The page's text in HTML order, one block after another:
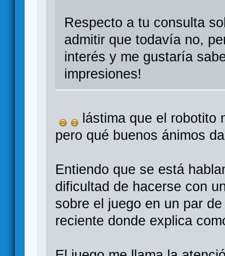
Respecto a tu consulta
admitir que todavía no,
interés y me gustaría
impresiones!
lástima que el robotito
pero qué buenos ánimos
Entiendo que se está
dificultad de hacerse con
sobre el juego en un par
reciente donde explica